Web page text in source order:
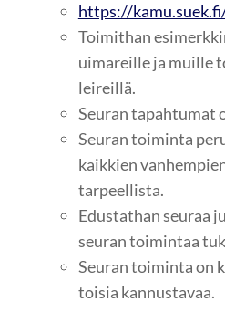
https://
Toimithan
uimareille ja muille
leireillä.
Seuran tapahtumat
Seuran toiminta
kaikkien
tarpeellista.
Edustathan seuraa
seuran toimintaa
Seuran toiminta on
toisia kannustavaa.